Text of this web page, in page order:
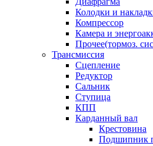
Колодки и
Компрессор
Камера и
Прочее(тормоз.
Трансмиссия
Сцепление
Редуктор
Сальник
Ступица
КПП
Карданный вал
Крестовина
Подшипник